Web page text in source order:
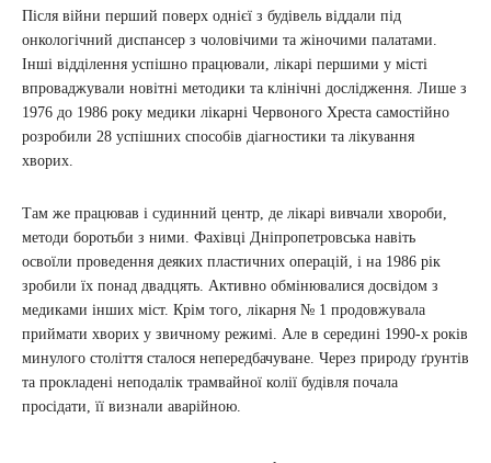
Після війни перший поверх однієї з будівель віддали під
онкологічний диспансер з чоловічими та жіночими палатами.
Інші відділення успішно працювали, лікарі першими у місті
впроваджували новітні методики та клінічні дослідження. Лише з
1976 до 1986 року медики лікарні Червоного Хреста самостійно
розробили 28 успішних способів діагностики та лікування
хворих.
Там же працював і судинний центр, де лікарі вивчали хвороби,
методи боротьби з ними. Фахівці Дніпропетровська навіть
освоїли проведення деяких пластичних операцій, і на 1986 рік
зробили їх понад двадцять. Активно обмінювалися досвідом з
медиками інших міст. Крім того, лікарня № 1 продовжувала
приймати хворих у звичному режимі. Але в середині 1990-х років
минулого століття сталося непередбачуване. Через природу ґрунтів
та прокладені неподалік трамвайної колії будівля почала
просідати, її визнали аварійною.